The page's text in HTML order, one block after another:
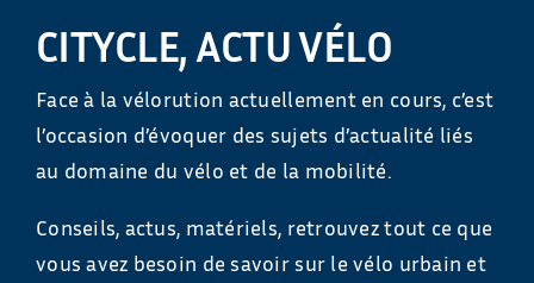
CITYCLE, ACTU VÉLO
Face à la vélorution actuellement en cours, c’est
l’occasion d’évoquer des sujets d’actualité liés
au domaine du vélo et de la mobilité.
Conseils, actus, matériels, retrouvez tout ce que
vous avez besoin de savoir sur le vélo urbain et